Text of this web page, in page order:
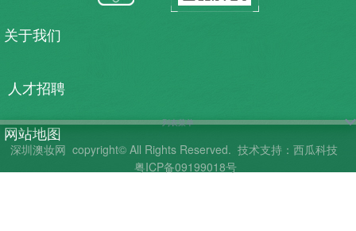
关于我们
人才招聘
网站地图
联系我们
列表菜单
深圳澳妆网 copyright© All Rights Reserved. 技术支持：西瓜科技
粤ICP备09199018号